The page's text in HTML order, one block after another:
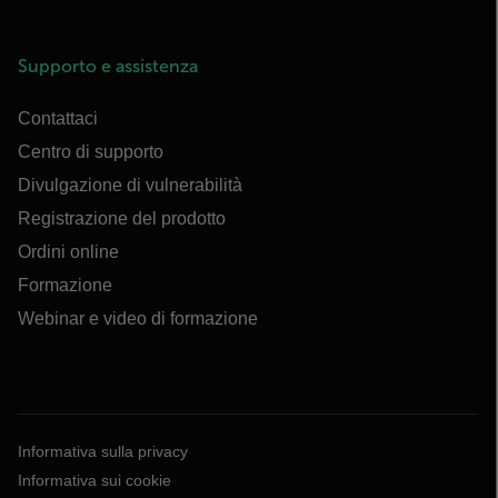
Supporto e assistenza
Contattaci
Centro di supporto
Divulgazione di vulnerabilità
Registrazione del prodotto
Ordini online
Formazione
Webinar e video di formazione
Informativa sulla privacy
Informativa sui cookie